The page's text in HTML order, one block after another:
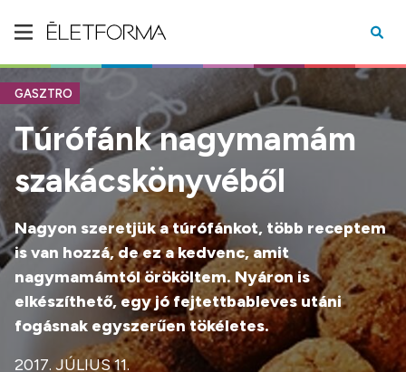
GASZTRO
Túrófánk nagymamám
szakácskönyvéből
Nagyon szeretjük a túrófánkot, több receptem
is van hozzá, de ez a kedvenc, amit
nagymamámtól örököltem. Nyáron is
elkészíthető, egy jó fejtettbableves utáni
fogásnak egyszerűen tökéletes.
2017. JÚLIUS 11.